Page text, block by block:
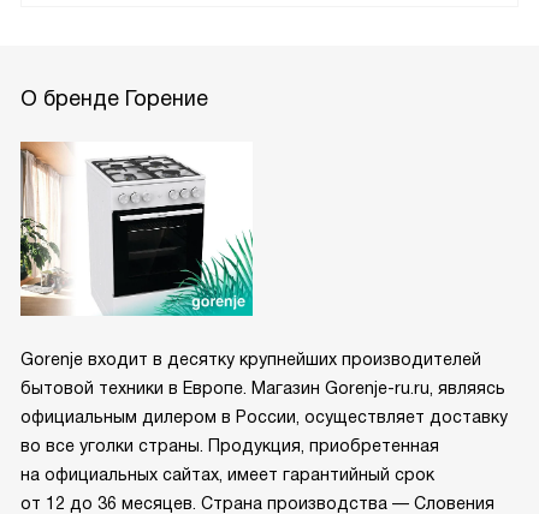
О бренде Горение
Gorenje входит в десятку крупнейших производителей
бытовой техники в Европе. Магазин Gorenje-ru.ru, являясь
официальным дилером в России, осуществляет доставку
во все уголки страны. Продукция, приобретенная
на официальных сайтах, имеет гарантийный срок
от 12 до 36 месяцев. Страна производства — Словения